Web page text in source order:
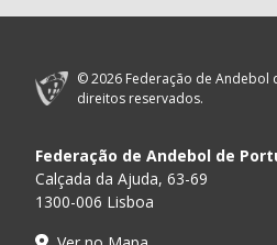
© 2026 Federação de Andebol
direitos reservados.
Federação de Andebol de
Calçada da Ajuda, 63-69
1300-006 Lisboa